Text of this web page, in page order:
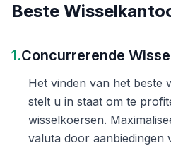
Beste
1.Concurrerende
Het vinden van het beste
stelt u in staat om te
wisselkoersen.
valuta door aanbiedingen